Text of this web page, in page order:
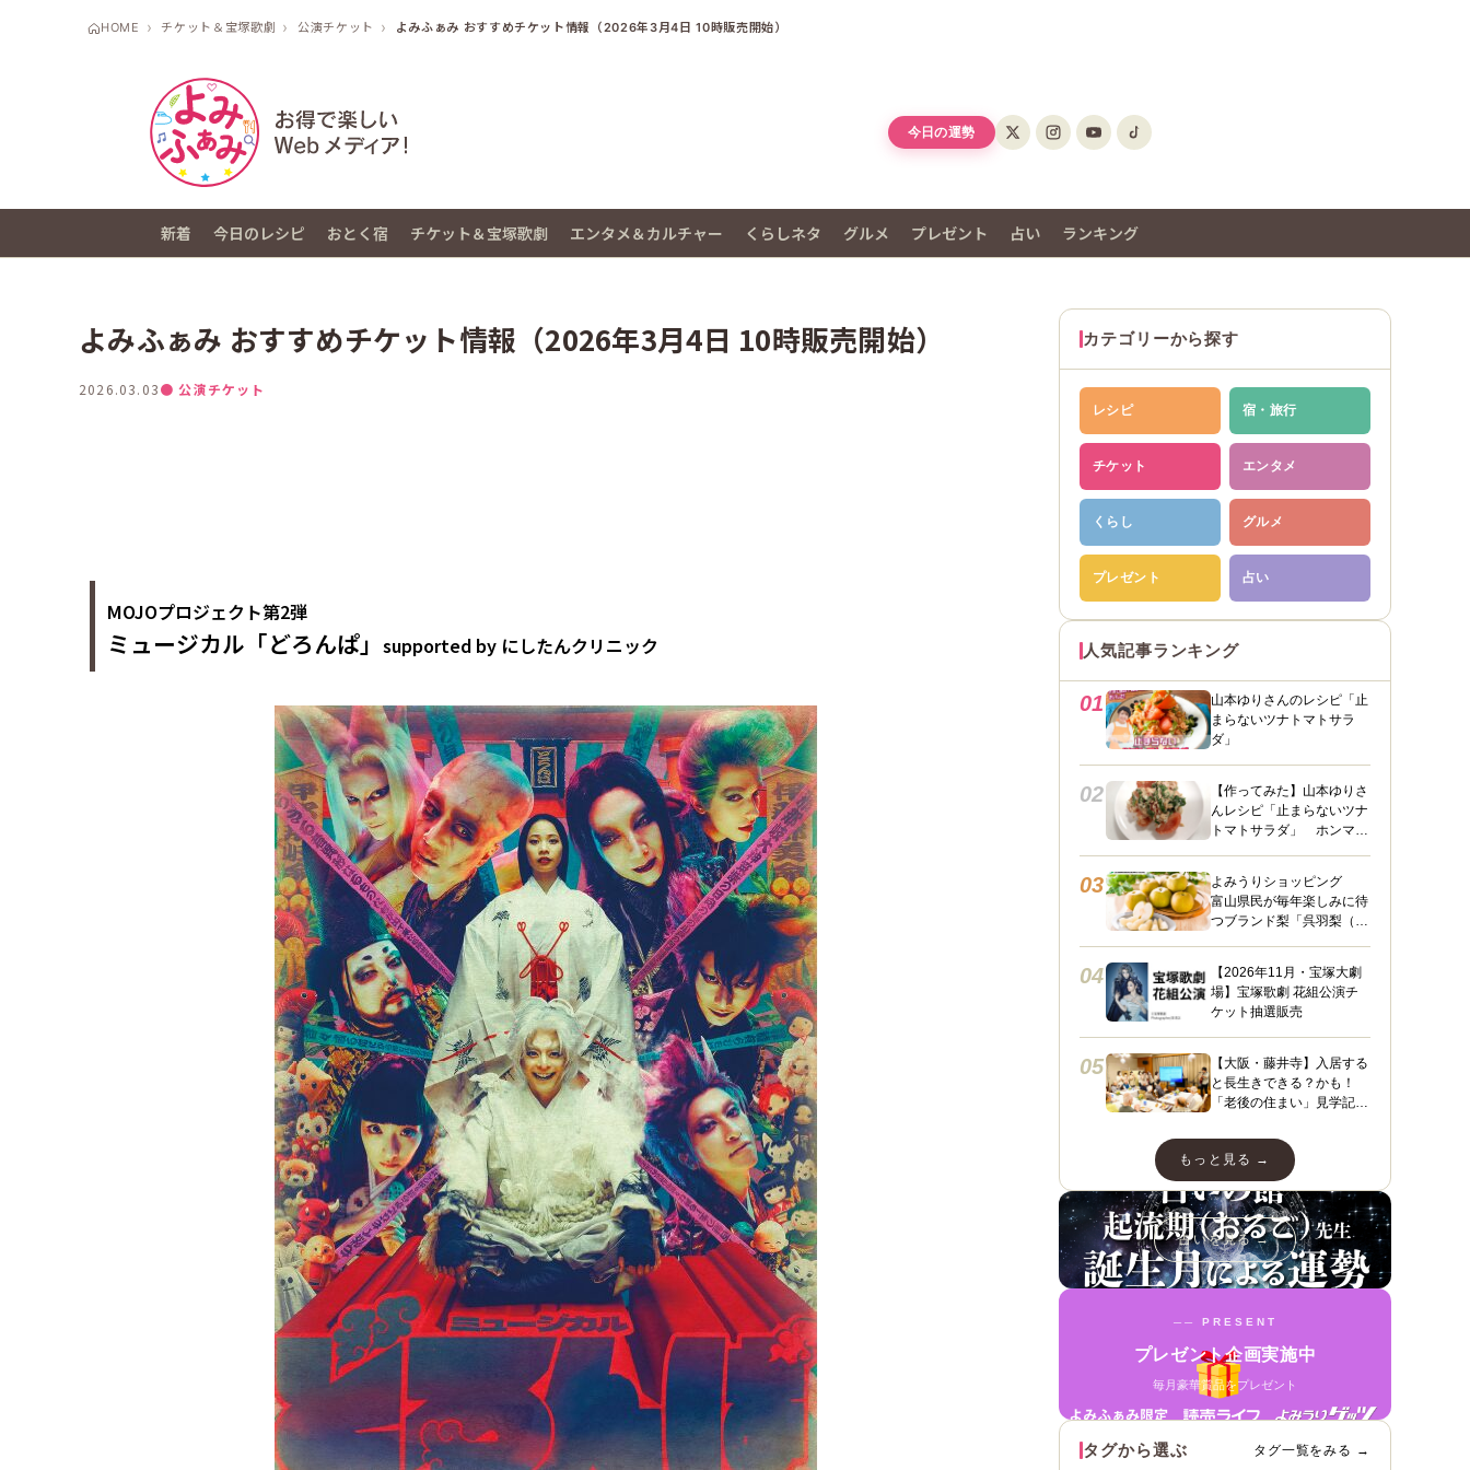
HOME チケット＆宝塚歌劇 公演チケット よみふぁみ おすすめチケット情報（2026年3月4日 10時販売開始）
今日の運勢
新着 今日のレシピ おとく宿 チケット＆宝塚歌劇 エンタメ＆カルチャー くらしネタ グルメ プレゼント 占い ランキング
よみふぁみ おすすめチケット情報（2026年3月4日 10時販売開始）
2026.03.03● 公演チケット
MOJOプロジェクト第2弾
ミュージカル「どろんぱ」 supported by にしたんクリニック
カテゴリーから探す
レシピ 宿・旅行
チケット エンタメ
くらし グルメ
プレゼント 占い
人気記事ランキング
01
山本ゆりさんのレシピ「止
まらないツナトマトサラ
ダ」
02
【作ってみた】山本ゆりさ
んレシピ「止まらないツナ
トマトサラダ」 ホンマに
03
よみうりショッピング
富山県民が毎年楽しみに待
つブランド梨「呉羽梨（幸
04
【2026年11月・宝塚大劇
場】宝塚歌劇 花組公演チ
ケット抽選販売
05
【大阪・藤井寺】入居する
と長生きできる？かも！
「老後の住まい」見学記
山
もっと見る →
占いを見る →
── PRESENT
プレゼント企画実施中
毎月豪華賞品をプレゼント
タグから選ぶ タグ一覧をみる →